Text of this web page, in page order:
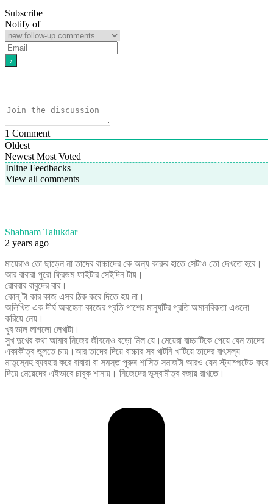
Subscribe
Notify of
1 Comment
Oldest
Newest Most Voted
Inline Feedbacks
View all comments
Shabnam Talukdar
2 years ago
মায়েরাও তো ছাড়েন না তাদের বাচ্চাদের কে অন্য কারুর হাতে সেটাও তো দেখতে হবে।
আর বাবারা পুরো ফ্রিডম ফাইটার সেইদিন টায়।
রোববার বাবুদের বার।
কোন্ টা কার কাজ এসব ঠিক করে দিতে হয় না।
অলিখিত এক দীর্ঘ অবহেলা কাজের প্রতি পাশের মানুষটির প্রতি অমানবিকতা এগুলো
করিয়ে নেয়।
খুব ভাল লাগলো লেখাটা।
সুখ দুখের কথা আমার নিজের জীবনেও বড়ো মিল যে।মেয়েরা বাচ্চাটিকে পেয়ে যেন তাদের
একাকীত্ব ভুলতে চায়।আর তাদের দিয়ে বাচ্চার সব খাটনি খাটিয়ে তাদের বাৎসল্য
মাতৃস্নেহ ব্যবহার করে বাবারা বা সমস্ত পুরুষ শাসিত সমাজটা আরও যেন স্ট্যাম্পটেড করে
দিয়ে মেয়েদের এইভাবে চাবুক শানায়। নিজেদের ভূস্বামীত্ব বজায় রাখতে।